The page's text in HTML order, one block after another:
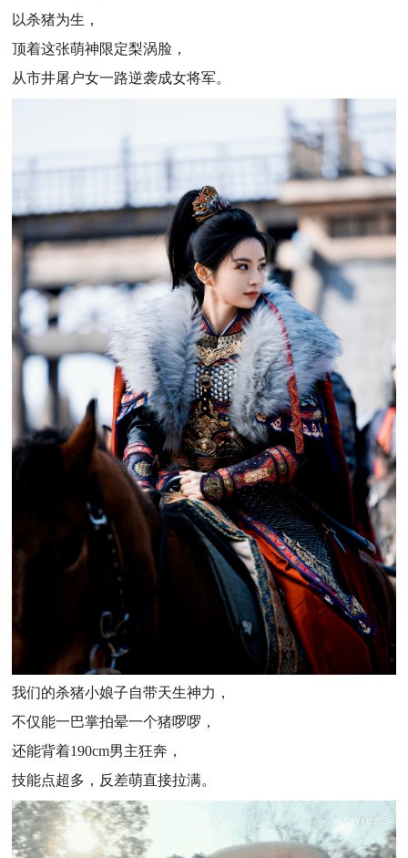
以杀猪为生，
顶着这张萌神限定梨涡脸，
从市井屠户女一路逆袭成女将军。
我们的杀猪小娘子自带天生神力，
不仅能一巴掌拍晕一个猪啰啰，
还能背着190cm男主狂奔，
技能点超多，反差萌直接拉满。